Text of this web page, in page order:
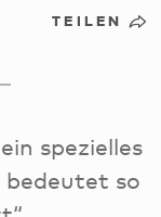
TEILEN
spezielles
bedeutet so